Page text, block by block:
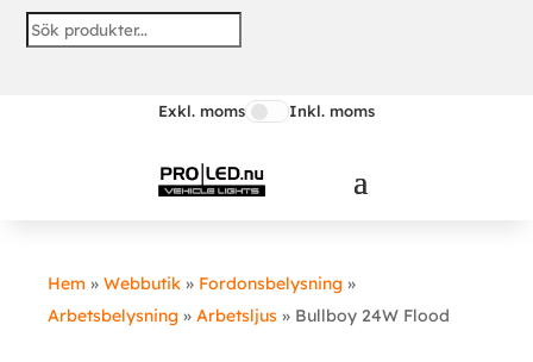
Exkl. moms Inkl. moms
Hem » Webbutik » Fordonsbelysning »
Arbetsbelysning » Arbetsljus » Bullboy 24W Flood